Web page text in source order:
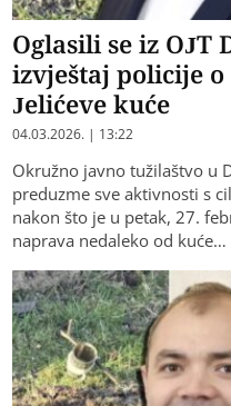
Oglasili se iz OJT
izvještaj policije
Jelićeve kuće
04.03.2026. | 13:22
Okružno javno tužilaštvo u
preduzme sve aktivnosti s
nakon što je u petak, 27.
naprava nedaleko od kuće…